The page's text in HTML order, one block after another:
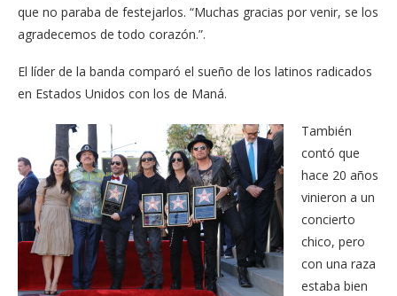
que no paraba de festejarlos. “Muchas gracias por venir, se los
agradecemos de todo corazón.”.
El líder de la banda comparó el sueño de los latinos radicados
en Estados Unidos con los de Maná.
También
contó que
hace 20 años
vinieron a un
concierto
chico, pero
con una raza
estaba bien